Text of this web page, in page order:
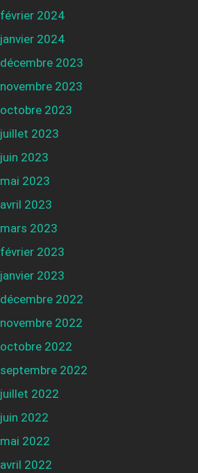
février 2024
janvier 2024
décembre 2023
novembre 2023
octobre 2023
juillet 2023
juin 2023
mai 2023
avril 2023
mars 2023
février 2023
janvier 2023
décembre 2022
novembre 2022
octobre 2022
septembre 2022
juillet 2022
juin 2022
mai 2022
avril 2022